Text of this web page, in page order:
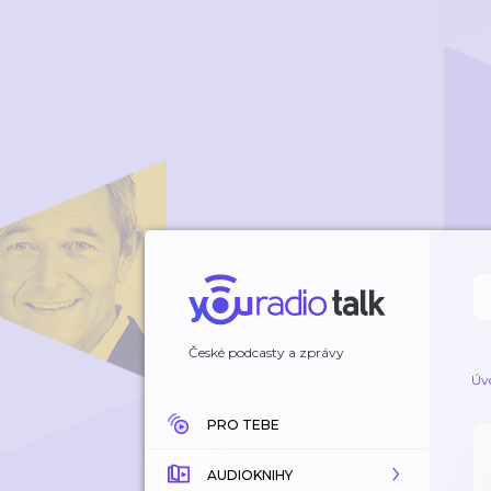
České podcasty a zprávy
PRO TEBE
AUDIOKNIHY